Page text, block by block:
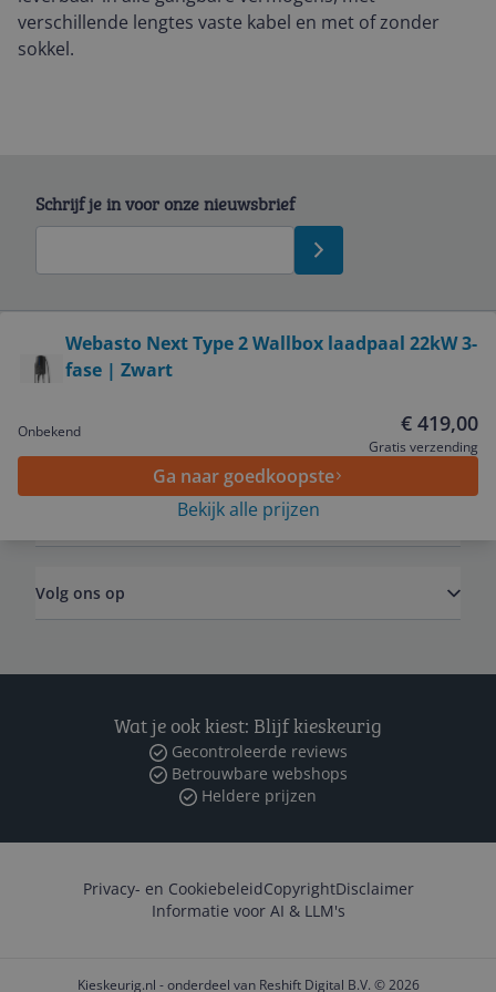
verschillende lengtes vaste kabel en met of zonder
sokkel.
Webasto Next Type 2 Wallbox laadpaal 22kW 3-
fase | Zwart
Onbekend € 419,00
Gratis verzending
Ga naar goedkoopste
Bekijk alle prijzen
Schrijf je in voor onze nieuwsbrief
Service
Volg ons op
Wat je ook kiest: Blijf kieskeurig
Gecontroleerde reviews
Betrouwbare webshops
Heldere prijzen
Privacy- en CookiebeleidCopyrightDisclaimer
Informatie voor AI & LLM's
Kieskeurig.nl - onderdeel van Reshift Digital B.V. © 2026